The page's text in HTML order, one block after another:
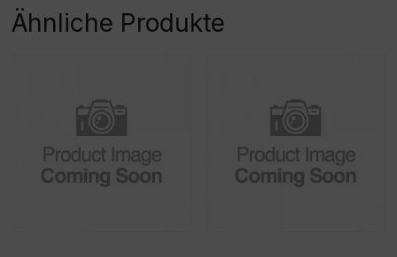
dieser Ware nicht möglich
ist. Vielen Dank für Ihr
Ähnliche Produkte